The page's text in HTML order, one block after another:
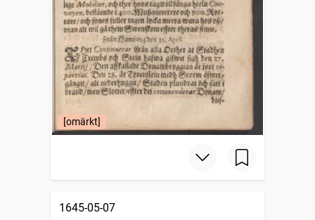
[omärkt]
1645-05-07